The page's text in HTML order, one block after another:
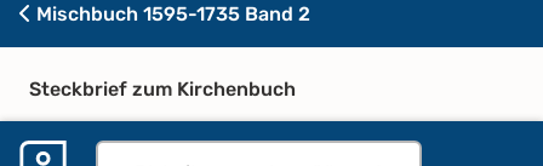
Mischbuch 1595-1735 Band 2
Steckbrief zum Kirchenbuch